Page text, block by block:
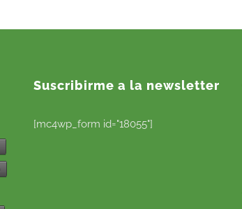
Suscribirme a la newsletter
[mc4wp_form id="18055"]